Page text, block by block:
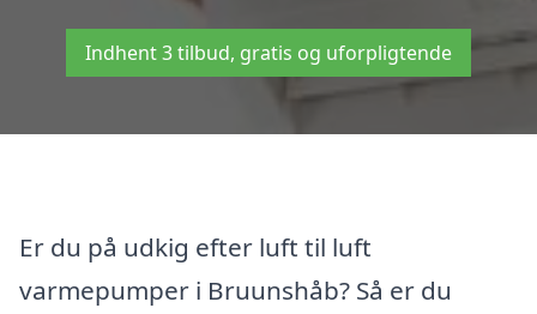
Indhent 3 tilbud, gratis og uforpligtende
Er du på udkig efter luft til luft
varmepumper i Bruunshåb? Så er du